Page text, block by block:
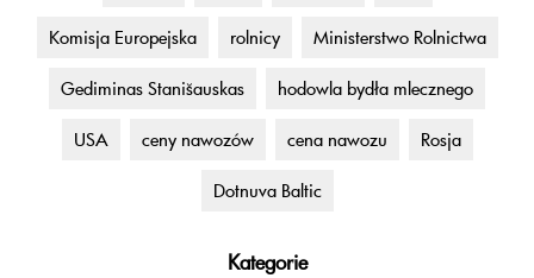
Komisja Europejska rolnicy Ministerstwo Rolnictwa
Gediminas Stanišauskas hodowla bydła mlecznego
USA ceny nawozów cena nawozu Rosja
Dotnuva Baltic
Kategorie